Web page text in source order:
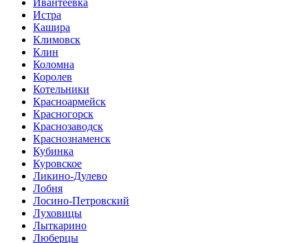
Истра
Кашира
Климовск
Клин
Коломна
Королев
Котельники
Красноармейск
Красногорск
Краснозаводск
Краснознаменск
Кубинка
Куровское
Ликино-Дулево
Лобня
Лосино-Петровский
Луховицы
Лыткарино
Люберцы